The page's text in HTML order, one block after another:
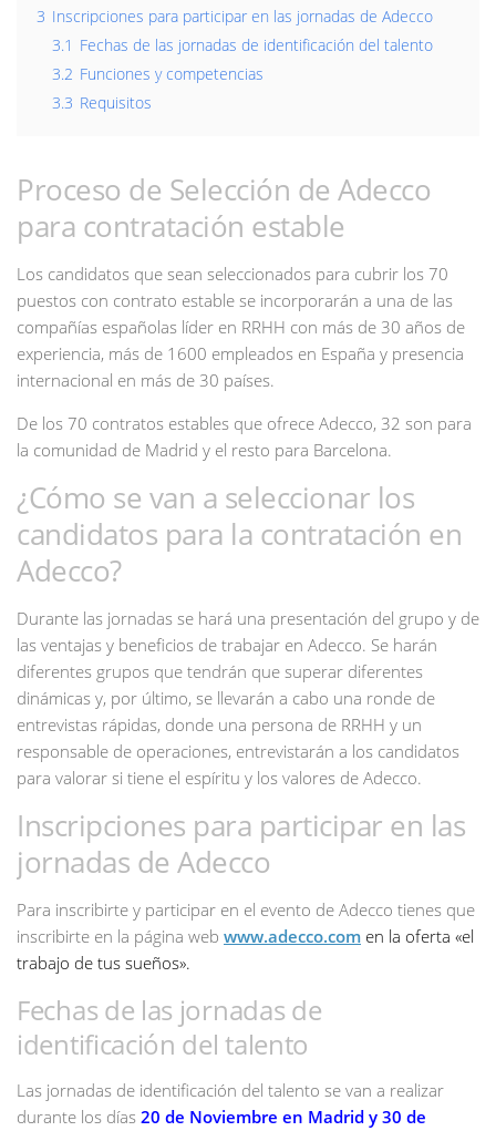
3 Inscripciones para participar en las jornadas de Adecco
3.1 Fechas de las jornadas de identificación del talento
3.2 Funciones y competencias
3.3 Requisitos
Proceso de Selección de Adecco
para contratación estable
Los candidatos que sean seleccionados para cubrir los 70
puestos con contrato estable se incorporarán a una de las
compañías españolas líder en RRHH con más de 30 años de
experiencia, más de 1600 empleados en España y presencia
internacional en más de 30 países.
De los 70 contratos estables que ofrece Adecco, 32 son para
la comunidad de Madrid y el resto para Barcelona.
¿Cómo se van a seleccionar los
candidatos para la contratación en
Adecco?
Durante las jornadas se hará una presentación del grupo y de
las ventajas y beneficios de trabajar en Adecco. Se harán
diferentes grupos que tendrán que superar diferentes
dinámicas y, por último, se llevarán a cabo una ronde de
entrevistas rápidas, donde una persona de RRHH y un
responsable de operaciones, entrevistarán a los candidatos
para valorar si tiene el espíritu y los valores de Adecco.
Inscripciones para participar en las
jornadas de Adecco
Para inscribirte y participar en el evento de Adecco tienes que
inscribirte en la página web www.adecco.com en la oferta «el
trabajo de tus sueños».
Fechas de las jornadas de
identificación del talento
Las jornadas de identificación del talento se van a realizar
durante los días 20 de Noviembre en Madrid y 30 de